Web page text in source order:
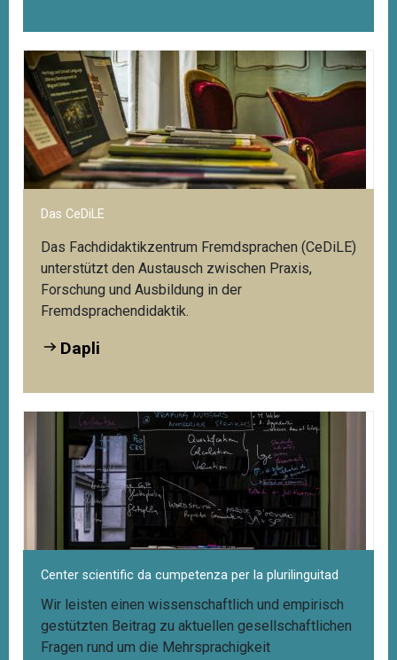
Das CeDiLE
Das Fachdidaktikzentrum Fremdsprachen (CeDiLE)
unterstützt den Austausch zwischen Praxis,
Forschung und Ausbildung in der
Fremdsprachendidaktik.
Dapli
Center scientific da cumpetenza per la plurilinguitad
Wir leisten einen wissenschaftlich und empirisch
gestützten Beitrag zu aktuellen gesellschaftlichen
Fragen rund um die Mehrsprachigkeit